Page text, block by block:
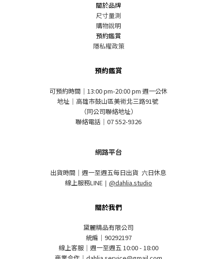
關於品牌
尺寸量測
購物說明
預約鑑賞
隱私權政策
預約鑑賞
可預約時間｜13:00 pm-20:00 pm 週一公休
地址｜高雄市鼓山區美術北三路91號
（同公司聯絡地址）
聯絡電話｜07 552-9326
網路平台
出貨時間｜週一至週五每日出貨 六日休息
線上服務LINE ｜ @dahlia.studio
關於我們
黛麗精品有限公司
統編｜90292197
線上客服｜週一至週五 10:00 - 18:00